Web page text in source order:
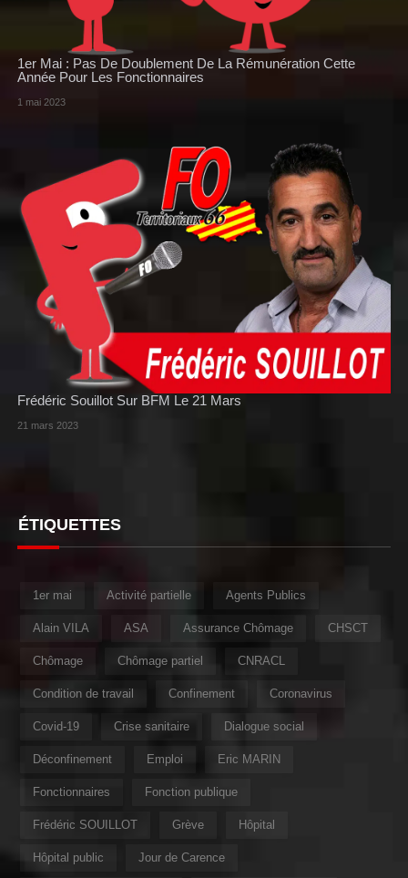
1er Mai : Pas De Doublement De La Rémunération Cette
Année Pour Les Fonctionnaires
1 mai 2023
Frédéric Souillot Sur BFM Le 21 Mars
21 mars 2023
ÉTIQUETTES
1er mai Activité partielle Agents Publics
Alain VILA ASA Assurance Chômage CHSCT
Chômage Chômage partiel CNRACL
Condition de travail Confinement Coronavirus
Covid-19 Crise sanitaire Dialogue social
Déconfinement Emploi Eric MARIN
Fonctionnaires Fonction publique
Frédéric SOUILLOT Grève Hôpital
Hôpital public Jour de Carence